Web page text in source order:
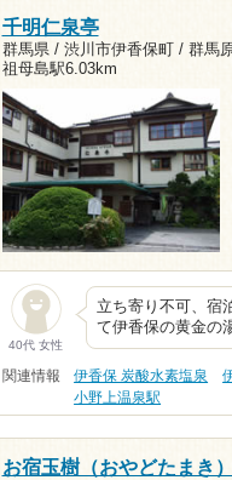
千明仁泉亭
群馬県 / 渋川市伊香保町 / 群馬
祖母島駅6.03km
40代 女性
立ち寄り不可、宿
て伊香保の黄金の
関連情報 伊香保 炭酸水素塩泉
小野上温泉駅
お宿玉樹（おやどたまき）